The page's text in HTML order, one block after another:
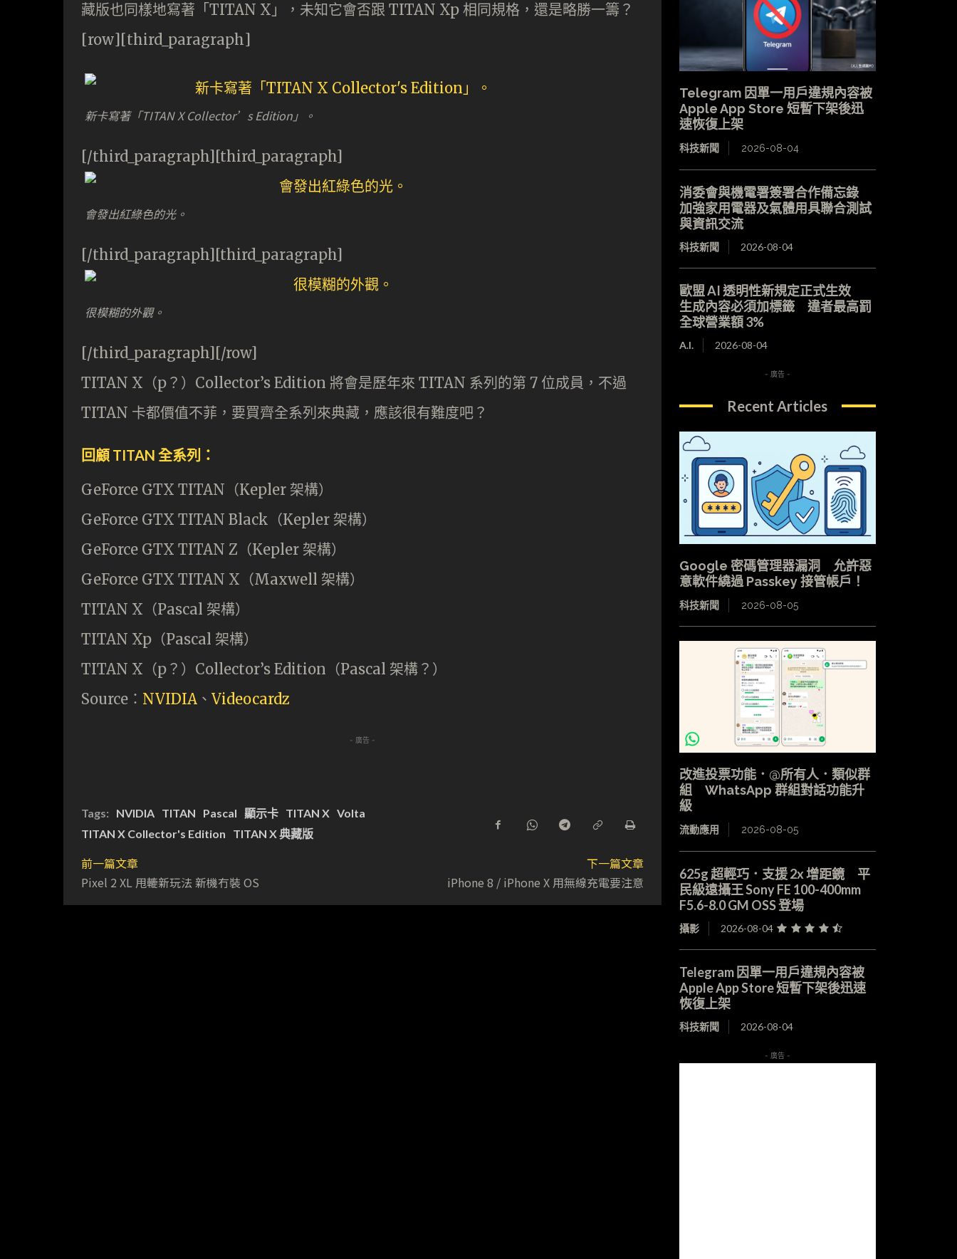
藏版也同樣地寫著「TITAN X」，未知它會否跟 TITAN Xp 相同規格，還是略勝一籌？
[row][third_paragraph]
新卡寫著「TITAN X Collector’s Edition」。
[/third_paragraph][third_paragraph]
會發出紅綠色的光。
[/third_paragraph][third_paragraph]
很模糊的外觀。
[/third_paragraph][/row]
TITAN X（p？）Collector’s Edition 將會是歷年來 TITAN 系列的第 7 位成員，不過
TITAN 卡都價值不菲，要買齊全系列來典藏，應該很有難度吧？
回顧 TITAN 全系列：
GeForce GTX TITAN（Kepler 架構）
GeForce GTX TITAN Black（Kepler 架構）
GeForce GTX TITAN Z（Kepler 架構）
GeForce GTX TITAN X（Maxwell 架構）
TITAN X（Pascal 架構）
TITAN Xp（Pascal 架構）
TITAN X（p？）Collector’s Edition（Pascal 架構？）
Source： NVIDIA 、 Videocardz
- 廣告 -
Tags: NVIDIA TITAN Pascal 顯示卡 TITAN X Volta
TITAN X Collector's Edition
TITAN X 典藏版
前一篇文章
Pixel 2 XL 甩轆新玩法 新機冇裝 OS
下一篇文章
iPhone 8 / iPhone X 用無線充電要注意
Telegram 因單一用戶違規內容被
Apple App Store 短暫下架後迅
速恢復上架
科技新聞 2026-08-04
消委會與機電署簽署合作備忘錄
加強家用電器及氣體用具聯合測試
與資訊交流
科技新聞 2026-08-04
歐盟 AI 透明性新規定正式生效
生成內容必須加標籤 違者最高罰
全球營業額 3%
A.I. 2026-08-04
- 廣告 -
Recent Articles
Google 密碼管理器漏洞 允許惡
意軟件繞過 Passkey 接管帳戶！
科技新聞 2026-08-05
改進投票功能．@所有人．類似群
組 WhatsApp 群組對話功能升
級
流動應用 2026-08-05
625g 超輕巧．支援 2x 增距鏡 平
民級遠攝王 Sony FE 100-400mm
F5.6-8.0 GM OSS 登場
攝影 2026-08-04
Telegram 因單一用戶違規內容被
Apple App Store 短暫下架後迅速
恢復上架
科技新聞 2026-08-04
- 廣告 -